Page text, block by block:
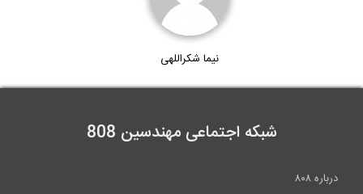
آموزش گام به گام اجرای ساختمان- گام صفر...
نیما شکراللهی
شبکه اجتماعی مهندسین 808
درباره ۸۰۸